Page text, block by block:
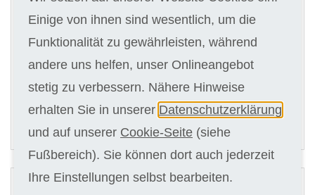
Digitale Kursunterlagen
Kursgebühr
15 x 79,00 €
Einige von ihnen sind wesentlich, um die
Funktionalität zu gewährleisten, während
andere uns helfen, unser Onlineangebot
stetig zu verbessern. Nähere Hinweise
erhalten Sie in unserer Datenschutzerklärung
und auf unserer Cookie-Seite (siehe
Fußbereich). Sie können dort auch jederzeit
Ihre Einstellungen selbst bearbeiten.